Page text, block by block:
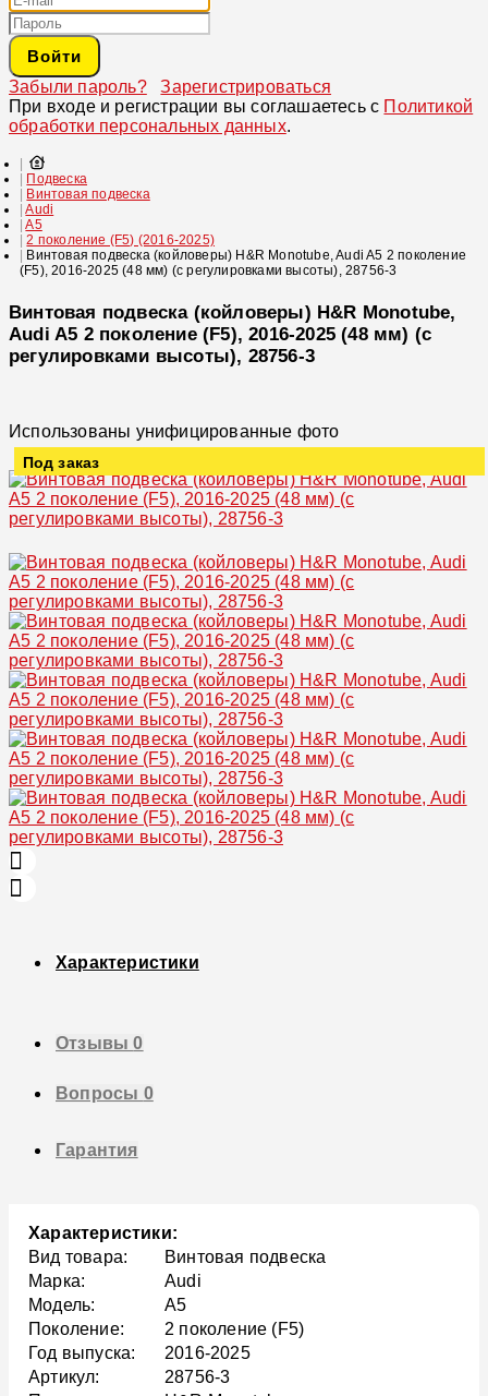
Войти
Забыли пароль?
Зарегистрироваться
При входе и регистрации вы соглашаетесь с Политикой
обработки персональных данных.
Подвеска
Винтовая подвеска
Audi
A5
2 поколение (F5) (2016-2025)
Винтовая подвеска (койловеры) H&R Monotube, Audi A5 2 поколение
(F5), 2016-2025 (48 мм) (с регулировками высоты), 28756-3
Винтовая подвеска (койловеры) H&R Monotube,
Audi A5 2 поколение (F5), 2016-2025 (48 мм) (с
регулировками высоты), 28756-3
Использованы унифицированные фото
Под заказ
Характеристики
Отзывы0
Вопросы 0
Гарантия
Характеристики:
Вид товара:
Винтовая подвеска
Марка:
Audi
Модель:
A5
Поколение:
2 поколение (F5)
Год выпуска:
2016-2025
Артикул:
28756-3